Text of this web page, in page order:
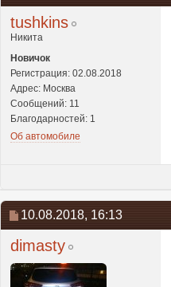
tushkins
Никита
Новичок
Регистрация: 02.08.2018
Адрес: Москва
Сообщений: 11
Благодарностей: 1
Об автомобиле
10.08.2018, 16:13
dimasty